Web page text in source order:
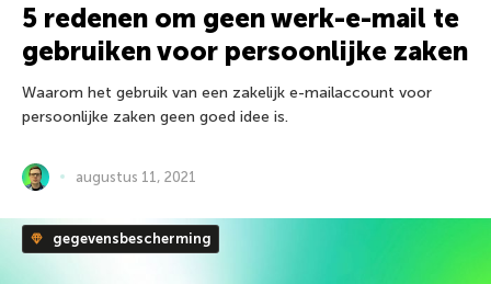
5 redenen om geen werk-e-mail te
gebruiken voor persoonlijke zaken
Waarom het gebruik van een zakelijk e-mailaccount voor
persoonlijke zaken geen goed idee is.
augustus 11, 2021
gegevensbescherming